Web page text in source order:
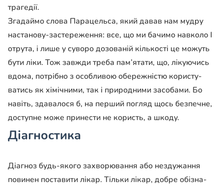
трагедії.
Згадаймо слова Парацельса, який давав нам мудру
настанову-застереження: все, що ми бачимо навколо І
отрута, і лише у суворо дозованій кількості це можуть
бу­ти ліки. Тож завжди треба пам’ятати, що, лікуючись
вдома, потрібно з особли­вою обережністю користу­
ватись як хімічними, так і природними засобами. Бо
навіть, здавалося б, на пер­ший погляд щось безпечне,
доступне може принести не користь, а шкоду.
Діагностика
Діагноз будь-якого захво­рювання або нездужання
повинен поставити лікар. Тільки лікар, добре обізна­